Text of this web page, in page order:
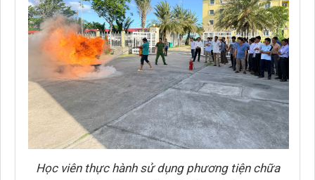
Học viên thực hành sử dụng phương tiện chữa